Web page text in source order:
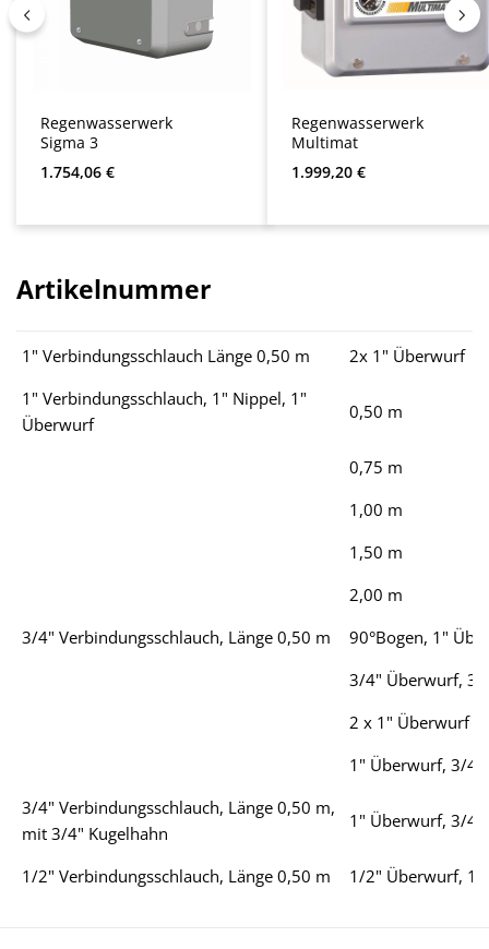
Regenwasserwerk
Sigma 3
Regulärer Preis:
1.754,06 €
Regenwasserwerk
Multimat
Regulärer Preis:
1.999,20 €
Artikelnummer
1" Verbindungsschlauch Länge 0,50 m
2x 1" Überwurf
1" Verbindungsschlauch, 1" Nippel, 1"
Überwurf
0,50 m
0,75 m
1,00 m
1,50 m
2,00 m
3/4" Verbindungsschlauch, Länge 0,50 m
90°Bogen, 1"
3/4" Überwurf, 3/
2 x 1" Überwurf
1" Überwurf, 3/4"
3/4" Verbindungsschlauch, Länge 0,50 m,
mit 3/4" Kugelhahn
1" Überwurf, 3/4"
1/2" Verbindungsschlauch, Länge 0,50 m 1/2" Überwurf, 1/